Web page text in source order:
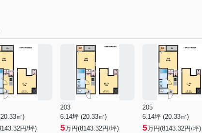
㎡)
円/坪)
203
6.14坪 (20.33㎡)
5万円(8143.32円/坪)
205
6.14坪 (20.33㎡)
5万円(8143.32円/坪)